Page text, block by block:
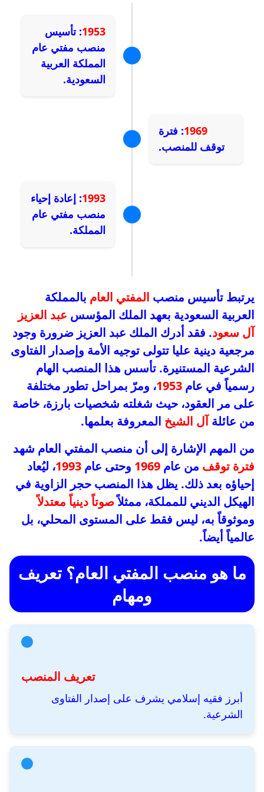
1953: تأسيس
منصب مفتي عام
المملكة العربية
السعودية.
1969: فترة
توقف للمنصب.
1993: إعادة إحياء
منصب مفتي عام
المملكة.
يرتبط تأسيس منصب المفتي العام بالمملكة
العربية السعودية بعهد الملك المؤسس عبد العزيز
آل سعود. فقد أدرك الملك عبد العزيز ضرورة وجود
مرجعية دينية عليا تتولى توجيه الأمة وإصدار الفتاوى
الشرعية المستنيرة. تأسس هذا المنصب الهام
رسمياً في عام 1953، ومرّ بمراحل تطور مختلفة
على مر العقود، حيث شغلته شخصيات بارزة، خاصة
من عائلة آل الشيخ المعروفة بعلمها.
من المهم الإشارة إلى أن منصب المفتي العام شهد
فترة توقف من عام 1969 وحتى عام 1993، ليُعاد
إحياؤه بعد ذلك. يظل هذا المنصب حجر الزاوية في
الهيكل الديني للمملكة، ممثلاًصوتاً دينياً معتدلاً
وموثوقاً به، ليس فقط على المستوى المحلي، بل
عالمياً أيضاً.
ما هو منصب المفتي العام؟ تعريف
ومهام
تعريف المنصب
أبرز فقيه إسلامي يشرف على إصدار الفتاوى
الشرعية.